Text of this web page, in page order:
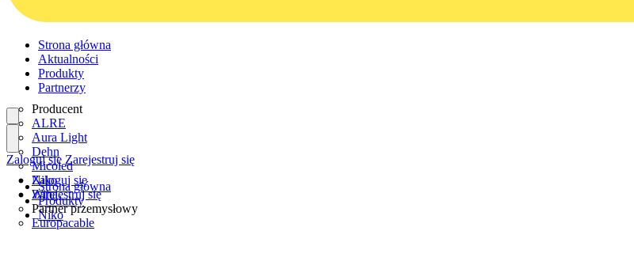
Strona główna
Aktualności
Produkty
Partnerzy
Producent
ALRE
Aura Light
Dehn
Micoled
Niko
Wiha
Partner przemysłowy
Europacable
Zaloguj się
Zarejestruj się
Zaloguj się Zarejestruj się
Strona główna
Produkty
Niko